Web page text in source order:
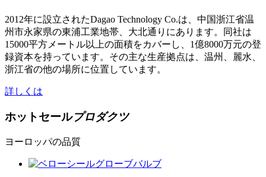
2012年に設立されたDagao Technology Co.は、中国浙江省温
州市永家県の東浦工業地帯、大北通りにあります。同社は
15000平方メートル以上の面積をカバーし、1億8000万元の登
録資本を持っています。その主な生産拠点は、温州、麗水、
浙江省の他の場所に位置しています。
詳しくは
ホットセールプロダクツ
ヨーロッパの品質